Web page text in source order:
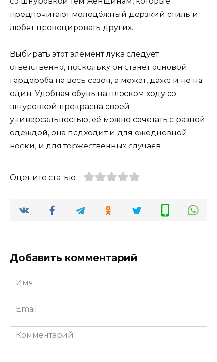
предпочитают молодёжный дерзкий стиль и
любят провоцировать других.
Выбирать этот элемент лука следует
ответственно, поскольку он станет основой
гардероба на весь сезон, а может, даже и не на
один. Удобная обувь на плоском ходу со
шнуровкой прекрасна своей
универсальностью, её можно сочетать с разной
одеждой, она подходит и для ежедневной
носки, и для торжественных случаев.
Оцените статью
Добавить комментарий
Имя
*
Email
*
Комментарий